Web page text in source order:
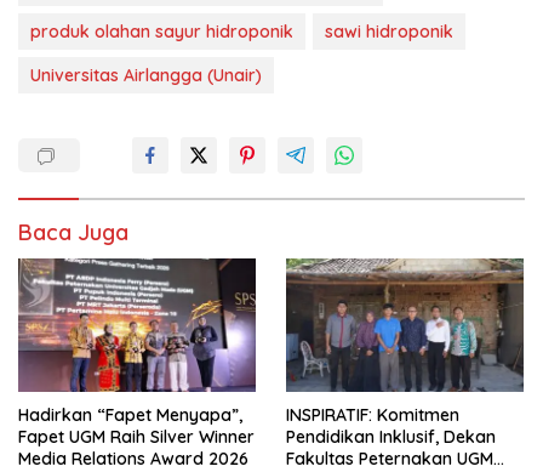
produk olahan sayur hidroponik
sawi hidroponik
Universitas Airlangga (Unair)
Baca Juga
Hadirkan “Fapet Menyapa”,
Fapet UGM Raih Silver Winner
Media Relations Award 2026
INSPIRATIF: Komitmen
Pendidikan Inklusif, Dekan
Fakultas Peternakan UGM